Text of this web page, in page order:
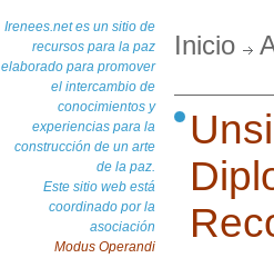
Irenees.net es un sitio de
recursos para la paz
elaborado para promover
el intercambio de
conocimientos y
experiencias para la
construcción de un arte
de la paz.
Este sitio web está
coordinado por la
asociación
Modus Operandi
Inicio